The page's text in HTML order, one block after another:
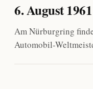
6. August 1961
Am Nürburgring
Automobil-